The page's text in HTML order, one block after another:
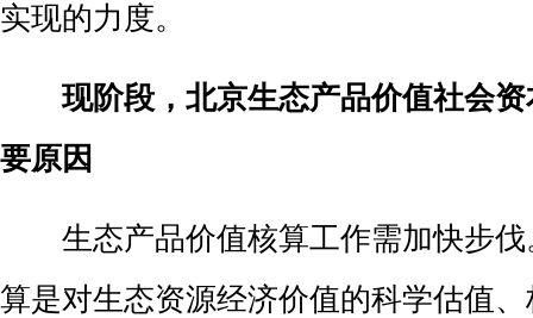
实现的力度。
现阶段，北京生态产品价值社会
要原因
生态产品价值核算工作需加快步伐
算是对生态资源经济价值的科学估值